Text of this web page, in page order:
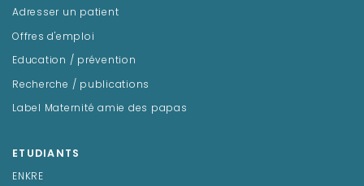
Adresser un patient
Offres d'emploi
Education / prévention
Recherche / publications
Label Maternité amie des papas
ETUDIANTS
ENKRE